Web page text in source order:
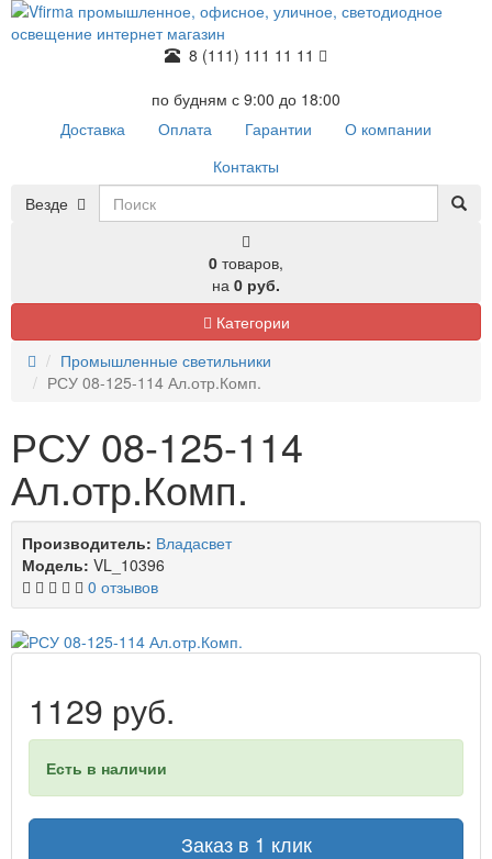
8 (111) 111 11 11
по будням с 9:00 до 18:00
Доставка
Оплата Гарантии
О компании
Контакты
Везде
0 товаров,
на 0 руб.
Категории
Промышленные светильники
РСУ 08-125-114 Ал.отр.Комп.
РСУ 08-125-114
Ал.отр.Комп.
Производитель: Владасвет
Модель: VL_10396
0 отзывов
1129 руб.
Есть в наличии
Заказ в 1 клик